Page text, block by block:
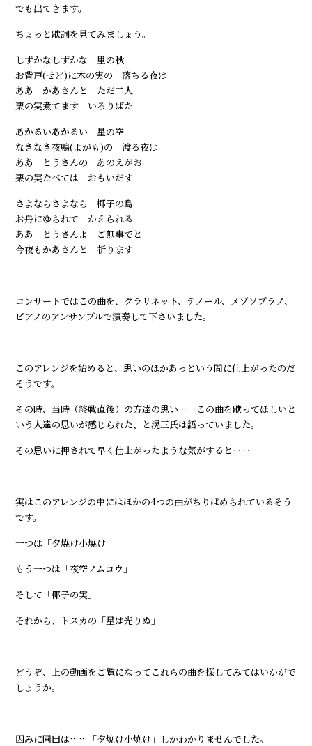
でも出てきます。
ちょっと歌詞を見てみましょう。
しずかなしずかな 里の秋
お背戸(せど)に木の実の 落ちる夜は
ああ かあさんと ただ二人
栗の実煮てます いろりばた
あかるいあかるい 星の空
なきなき夜鴨(よがも)の 渡る夜は
ああ とうさんの あのえがお
栗の実たべては おもいだす
さよならさよなら 椰子の島
お舟にゆられて かえられる
ああ とうさんよ ご無事でと
今夜もかあさんと 祈ります
コンサートではこの曲を、クラリネット、テノール、メゾソプラノ、
ピアノのアンサンブルで演奏して下さいました。
このアレンジを始めると、思いのほかあっという間に仕上がったのだ
そうです。
その時、当時（終戦直後）の方達の思い……この曲を歌ってほしいと
いう人達の思いが感じられた、と滉三氏は語っていました。
その思いに押されて早く仕上がったような気がすると‥‥
実はこのアレンジの中にはほかの4つの曲がちりばめられているそう
です。
一つは「夕焼け小焼け」
もう一つは「夜空ノムコウ」
そして「椰子の実」
それから、トスカの「星は光りぬ」
どうぞ、上の動画をご覧になってこれらの曲を探してみてはいかがで
しょうか。
因みに園田は……「夕焼け小焼け」しかわかりませんでした。